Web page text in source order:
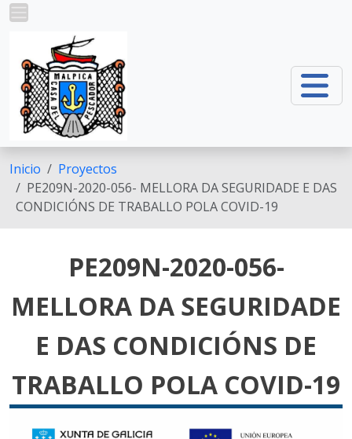
Pasar al contenido principal
Inicio
Proyectos
PE209N-2020-056- MELLORA DA SEGURIDADE E DAS
CONDICIÓNS DE TRABALLO POLA COVID-19
PE209N-2020-056-
MELLORA DA SEGURIDADE
E DAS CONDICIÓNS DE
TRABALLO POLA COVID-19